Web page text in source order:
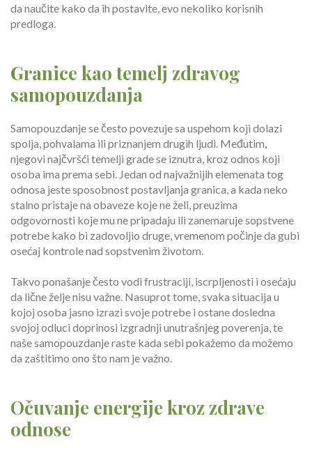
da naučite kako da ih postavite, evo nekoliko korisnih
predloga.
Granice kao temelj zdravog
samopouzdanja
Samopouzdanje se često povezuje sa uspehom koji dolazi
spolja, pohvalama ili priznanjem drugih ljudi. Međutim,
njegovi najčvršći temelji grade se iznutra, kroz odnos koji
osoba ima prema sebi. Jedan od najvažnijih elemenata tog
odnosa jeste sposobnost postavljanja granica, a kada neko
stalno pristaje na obaveze koje ne želi, preuzima
odgovornosti koje mu ne pripadaju ili zanemaruje sopstvene
potrebe kako bi zadovoljio druge, vremenom počinje da gubi
osećaj kontrole nad sopstvenim životom.
Takvo ponašanje često vodi frustraciji, iscrpljenosti i osećaju
da lične želje nisu važne. Nasuprot tome, svaka situacija u
kojoj osoba jasno izrazi svoje potrebe i ostane dosledna
svojoj odluci doprinosi izgradnji unutrašnjeg poverenja, te
naše samopouzdanje raste kada sebi pokažemo da možemo
da zaštitimo ono što nam je važno.
Očuvanje energije kroz zdrave
odnose